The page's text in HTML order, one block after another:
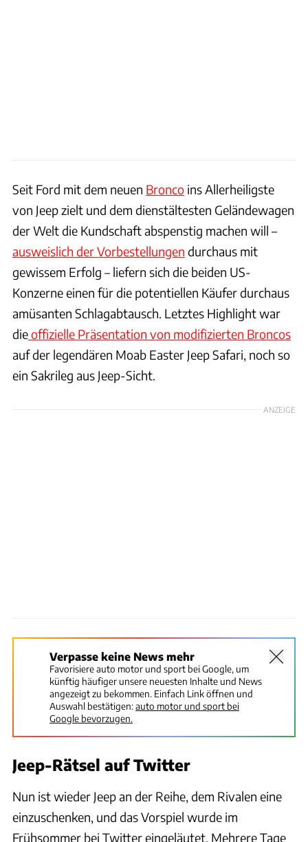
Seit Ford mit dem neuen Bronco ins Allerheiligste
von Jeep zielt und dem dienstältesten Geländewagen
der Welt die Kundschaft abspenstig machen will –
ausweislich der Vorbestellungen durchaus mit
gewissem Erfolg – liefern sich die beiden US-
Konzerne einen für die potentiellen Käufer durchaus
amüsanten Schlagabtausch. Letztes Highlight war
dieoffizielle Präsentation von modifizierten Broncos
auf der legendären Moab Easter Jeep Safari, noch so
ein Sakrileg aus Jeep-Sicht.
ANZEIGE
Verpasse keine News mehr
Favorisiere auto motor und sport bei Google, um
künftig häufiger unsere neuesten Inhalte und News
angezeigt zu bekommen. Einfach Link öffnen und
Auswahl bestätigen:auto motor und sport bei
Google bevorzugen.
Jeep-Rätsel auf Twitter
Nun ist wieder Jeep an der Reihe, dem Rivalen eine
einzuschenken, und das Vorspiel wurde im
Frühsommer bei Twitter eingeläutet. Mehrere Tage